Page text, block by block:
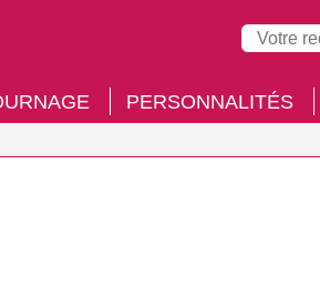
PERSONNALITÉS